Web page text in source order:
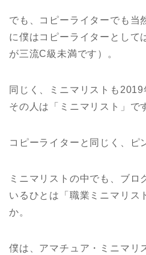
でも、コピーライターでも当
に僕はコピーライターとして
が三流C級未満です）。
同じく、ミニマリストも
その人は「ミニマリスト」で
コピーライターと同じく、ピ
ミニマリストの中でも、ブロ
いるひとは「職業ミニマリス
か。
僕は、アマチュア・ミニマリ